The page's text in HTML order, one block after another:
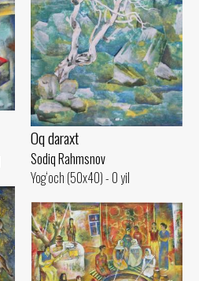
Oq daraxt
Sodiq Rahmsnov
Yog‘och (50x40) - 0 yil